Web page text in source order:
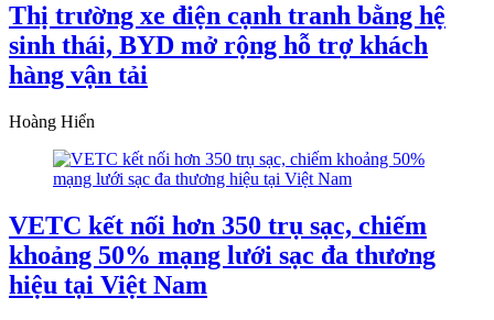
Thị trường xe điện cạnh tranh bằng hệ
sinh thái, BYD mở rộng hỗ trợ khách
hàng vận tải
Hoàng Hiển
VETC kết nối hơn 350 trụ sạc, chiếm
khoảng 50% mạng lưới sạc đa thương
hiệu tại Việt Nam